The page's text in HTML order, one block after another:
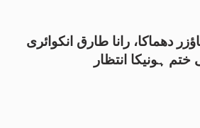
دھماکا، رانا طارق انکوائری
ہونیکا انتظار